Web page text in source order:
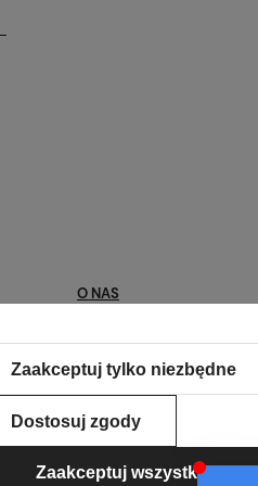
O NAS
O nas
Pomoc
Zaakceptuj tylko niezbędne
Dostosuj zgody
Zaakceptuj wszystkie